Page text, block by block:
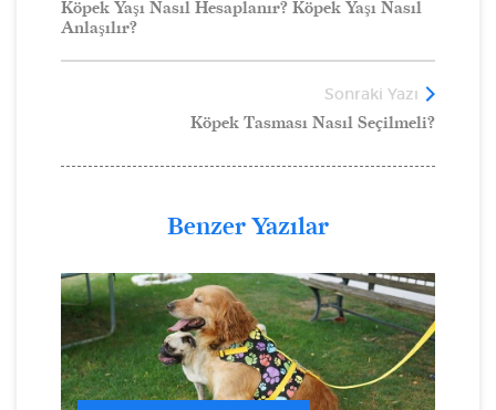
Köpek Yaşı Nasıl Hesaplanır? Köpek Yaşı Nasıl
Anlaşılır?
Sonraki Yazı
Köpek Tasması Nasıl Seçilmeli?
Benzer Yazılar